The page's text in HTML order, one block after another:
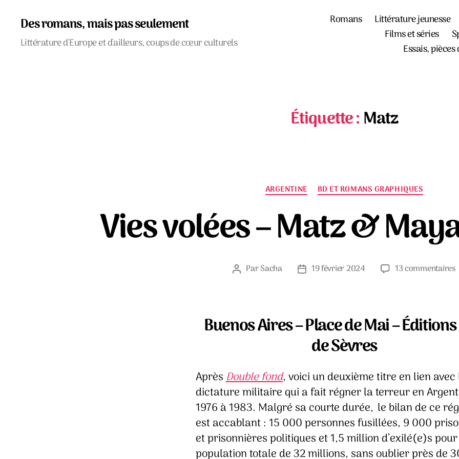
Des romans, mais pas seulement
Littérature d'Europe et d'ailleurs, coups de cœur culturels
Romans Littérature jeunesse
Films et séries
Essais,
Étiquette :Matz
Catégories
ARGENTINE BD ET ROMANS GRAPHIQUES
Vies volées – Matz &
Auteur
ParSacha
Date19 février 2024 13 commentaires
Buenos Aires – Place de Mai –
de Sèvres
AprèsDouble fond, voici un deuxième titre en lien
dictature militaire qui a fait régner la terreur en
1976 à 1983. Malgré sa courte durée, le bilan de ce
est accablant : 15 000 personnes fusillées, 9 000
et prisonnières politiques et 1,5 million d’exilé(e)s
population totale de 32 millions, sans oublier près de